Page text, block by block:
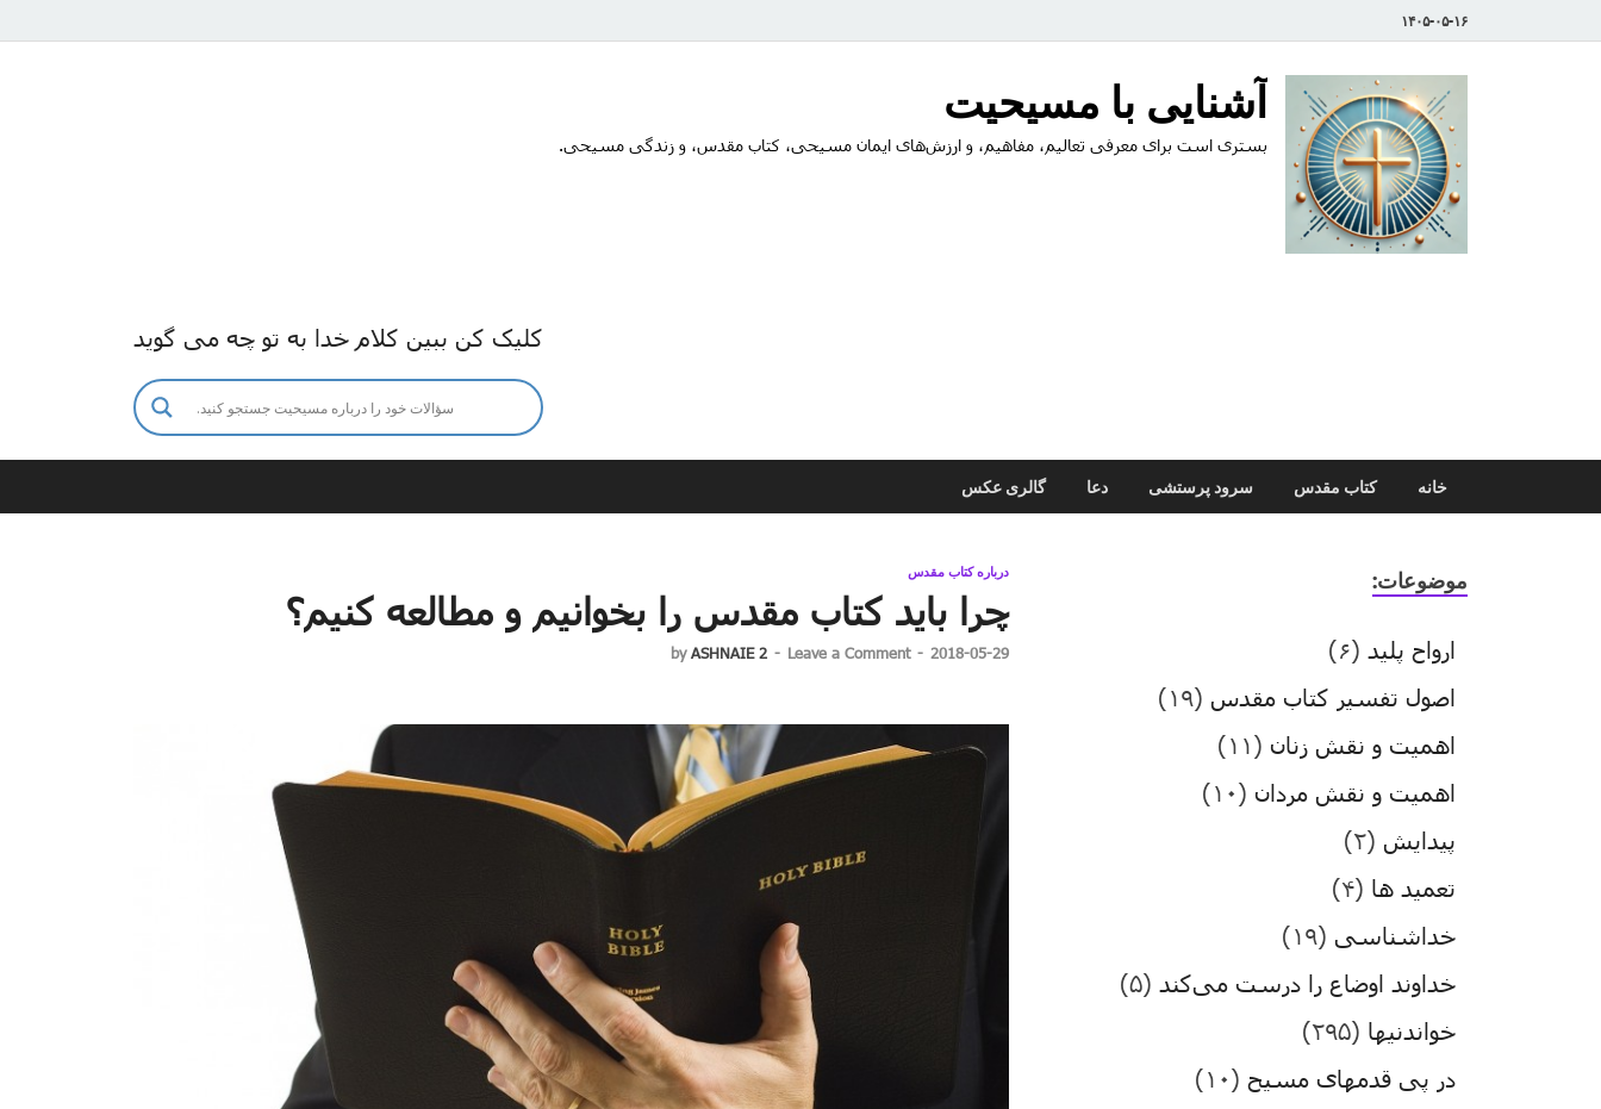
۱۴۰۵-۰۵-۱۶
آشنایی با مسیحیت
بستری است برای معرفی تعالیم، مفاهیم، و ارزش‌های ایمان مسیحی، کتاب مقدس، و زندگی مسیحی.
کلیک کن ببین کلام خدا به تو چه می گوید
خانه کتاب مقدس سرود پرستشی دعا گالری عکس
درباره کتاب مقدس
چرا باید کتاب مقدس را بخوانیم و مطالعه کنیم؟
2018-05-29
-
byASHNAIE 2 - Leave a Comment
موضوعات:
ارواح پلید (۶)
اصول تفسیر کتاب مقدس (۱۹)
اهمیت و نقش زنان (۱۱)
اهمیت و نقش مردان (۱۰)
پیدایش (۲)
تعمید ها (۴)
خداشناسی (۱۹)
خداوند اوضاع را درست می‌کند (۵)
خواندنیها (۲۹۵)
در پی قدمهای مسیح (۱۰)